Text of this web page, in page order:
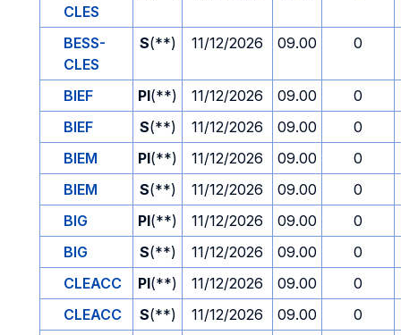
CLES
BESS-
CLES
S(**) 11/12/2026 09.00 0
BIEF PI(**) 11/12/2026 09.00
0
BIEF
S(**) 11/12/2026 09.00
0
BIEM
PI(**) 11/12/2026 09.00
0
BIEM
S(**) 11/12/2026 09.00
0
BIG
PI(**) 11/12/2026 09.00
0
BIG
S(**) 11/12/2026 09.00
0
CLEACC
PI(**) 11/12/2026 09.00
0
CLEACC
S(**) 11/12/2026 09.00
0